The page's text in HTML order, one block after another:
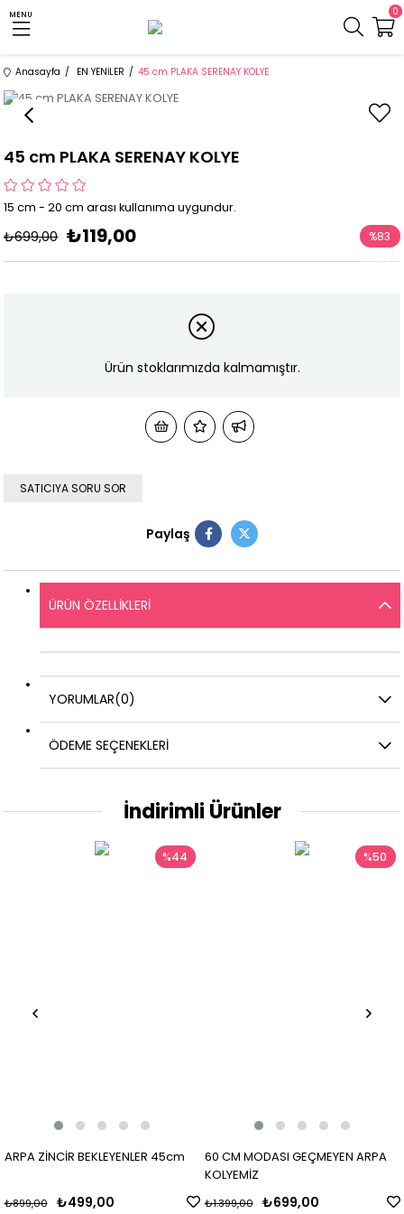
MENU 0
Anasayfa EN YENİLER 45 cm PLAKA SERENAY KOLYE
45 cm PLAKA SERENAY KOLYE
15 cm - 20 cm arası kullanıma uygundur.
₺699,00 ₺119,00 %83
İndirim
Ürün stoklarımızda kalmamıştır.
SATICIYA SORU SOR
Paylaş
ÜRÜN ÖZELLIKLERI
YORUMLAR(0)
ÖDEME SEÇENEKLERI
İndirimli Ürünler
ARPA ZİNCİR BEKLEYENLER 45cm
₺499,00
₺899,00
%44
60 CM MODASI GEÇMEYEN ARPA
KOLYEMİZ
₺699,00
₺1.399,00
%50